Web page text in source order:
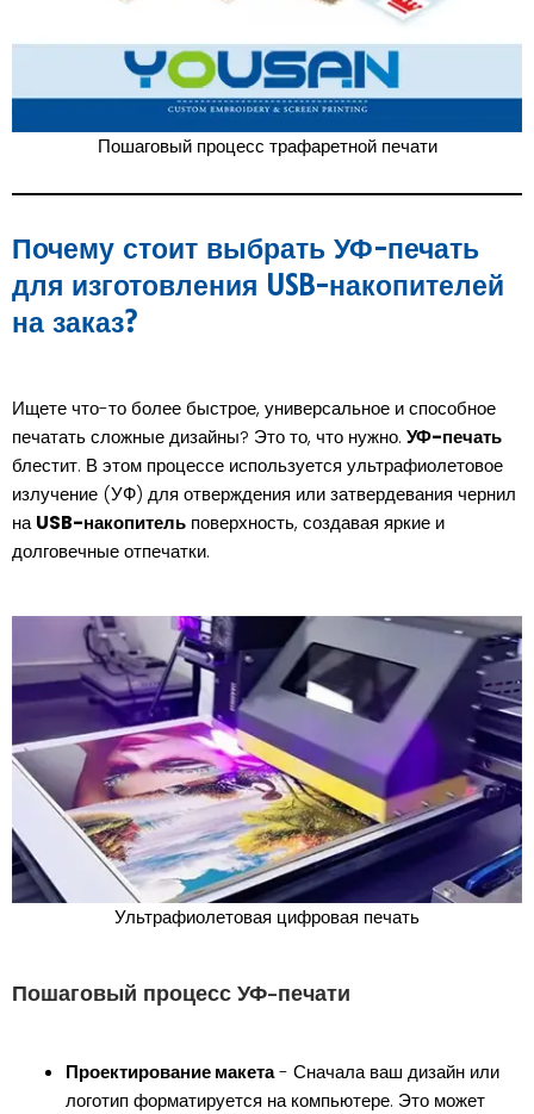
Пошаговый процесс трафаретной печати
Почему стоит выбрать УФ-печать
для изготовления USB-накопителей
на заказ?
Ищете что-то более быстрое, универсальное и способное
печатать сложные дизайны? Это то, что нужно. УФ-печать
блестит. В этом процессе используется ультрафиолетовое
излучение (УФ) для отверждения или затвердевания чернил
наUSB-накопитель поверхность, создавая яркие и
долговечные отпечатки.
Ультрафиолетовая цифровая печать
Пошаговый процесс УФ-печати
Проектирование макета- Сначала ваш дизайн или
логотип форматируется на компьютере. Это может